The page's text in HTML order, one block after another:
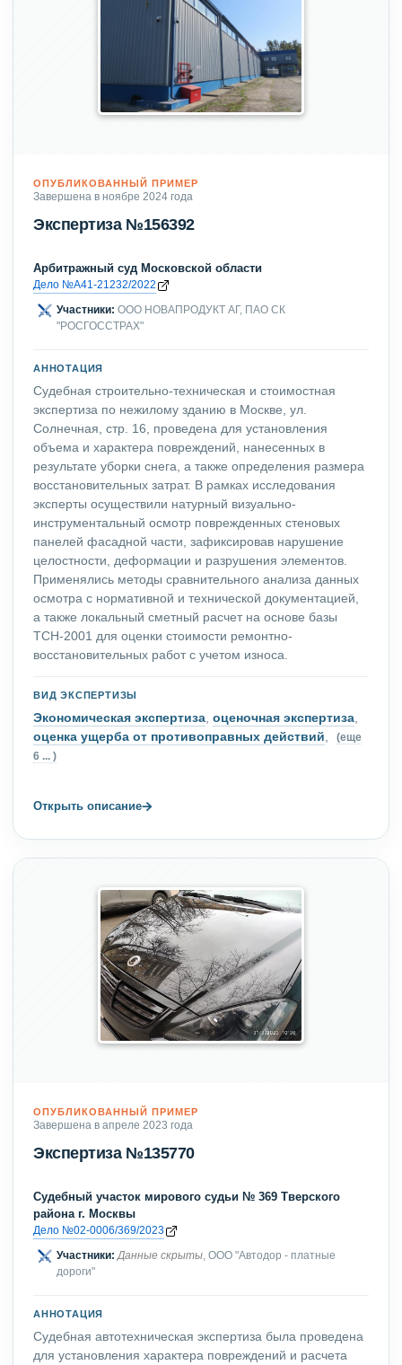
ОПУБЛИКОВАННЫЙ ПРИМЕР
Завершена в ноябре 2024 года
Экспертиза №156392
Арбитражный суд Московской области
Дело №А41-21232/2022
Участники: ООО НОВАПРОДУКТ АГ, ПАО СК
"РОСГОССТРАХ"
АННОТАЦИЯ
Судебная строительно-техническая и стоимостная
экспертиза по нежилому зданию в Москве, ул.
Солнечная, стр. 16, проведена для установления
объема и характера повреждений, нанесенных в
результате уборки снега, а также определения размера
восстановительных затрат. В рамках исследования
эксперты осуществили натурный визуально-
инструментальный осмотр поврежденных стеновых
панелей фасадной части, зафиксировав нарушение
целостности, деформации и разрушения элементов.
Применялись методы сравнительного анализа данных
осмотра с нормативной и технической документацией,
а также локальный сметный расчет на основе базы
ТСН-2001 для оценки стоимости ремонтно-
восстановительных работ с учетом износа.
ВИД ЭКСПЕРТИЗЫ
Экономическая экспертиза, оценочная экспертиза,
оценка ущерба от противоправных действий,
(еще
6 ... )
Открыть описание→
ОПУБЛИКОВАННЫЙ ПРИМЕР
Завершена в апреле 2023 года
Экспертиза №135770
Судебный участок мирового судьи № 369 Тверского
района г. Москвы
Дело №02-0006/369/2023
Участники: Данные скрыты, ООО "Автодор - платные
дороги"
АННОТАЦИЯ
Судебная автотехническая экспертиза была проведена
для установления характера повреждений и расчета